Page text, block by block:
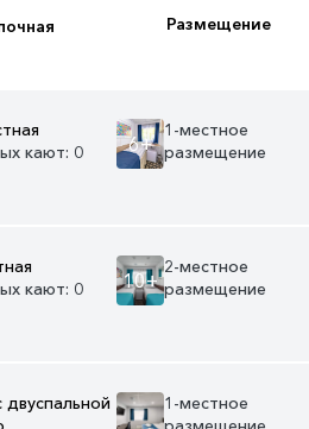
Размещение
кают: 0
6+
1-местное
размещение
кают: 0
10+
2-местное
размещение
1-местное